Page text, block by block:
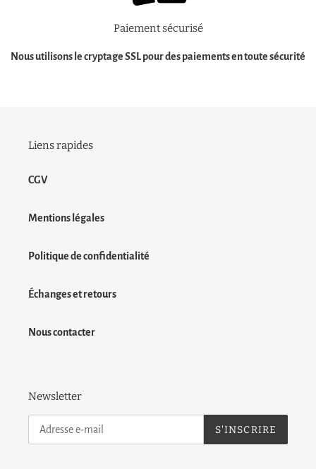
Paiement sécurisé
Nous utilisons le cryptage SSL pour despaiements en toute sécurité
Liens rapides
CGV
Mentions légales
Politique de confidentialité
Échanges et retours
Nous contacter
Newsletter
S'INSCRIRE